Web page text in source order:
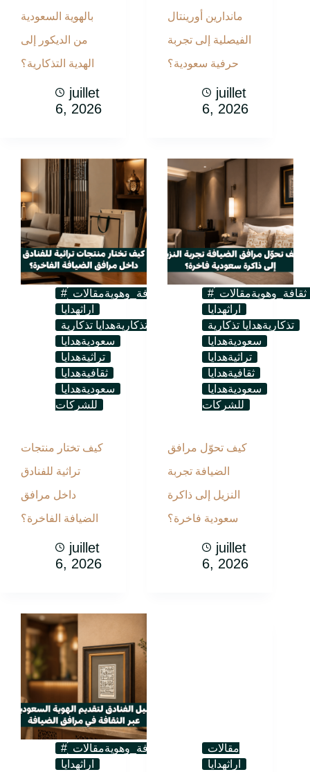
بالهوية السعودية
من الديكور إلى
الهدية التذكارية؟
juillet
6, 2026
ماندارين أورينتال
الفيصلية إلى تجربة
حرفية سعودية؟
juillet
6, 2026
#ثقافة_وهويةمقالات
اراثهدايا
تذكاريةهدايا تذكارية
سعوديةهدايا
تراثيةهدايا
ثقافيةهدايا
سعوديةهدايا
للشركات
كيف تختار منتجات
تراثية للفنادق
داخل مرافق
الضيافة الفاخرة؟
juillet
6, 2026
#ثقافة_وهويةمقالات
اراثهدايا
تذكاريةهدايا تذكارية
سعوديةهدايا
تراثيةهدايا
ثقافيةهدايا
سعوديةهدايا
للشركات
كيف تحوّل مرافق
الضيافة تجربة
النزيل إلى ذاكرة
سعودية فاخرة؟
juillet
6, 2026
#ثقافة_وهويةمقالات
اراثهدايا
مقالات
اراثهدايا